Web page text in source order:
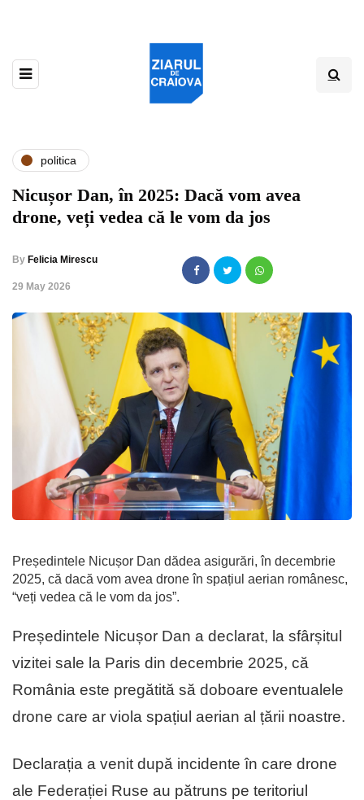
politica
Nicușor Dan, în 2025: Dacă vom avea
drone, veți vedea că le vom da jos
By Felicia Mirescu
,29 May 2026
Președintele Nicușor Dan dădea asigurări, în decembrie
2025, că dacă vom avea drone în spațiul aerian românesc,
“veți vedea că le vom da jos”.
Președintele Nicușor Dan a declarat, la sfârșitul
vizitei sale la Paris din decembrie 2025, că
România este pregătită să doboare eventualele
drone care ar viola spațiul aerian al țării noastre.
Declarația a venit după incidente în care drone
ale Federației Ruse au pătruns pe teritoriul